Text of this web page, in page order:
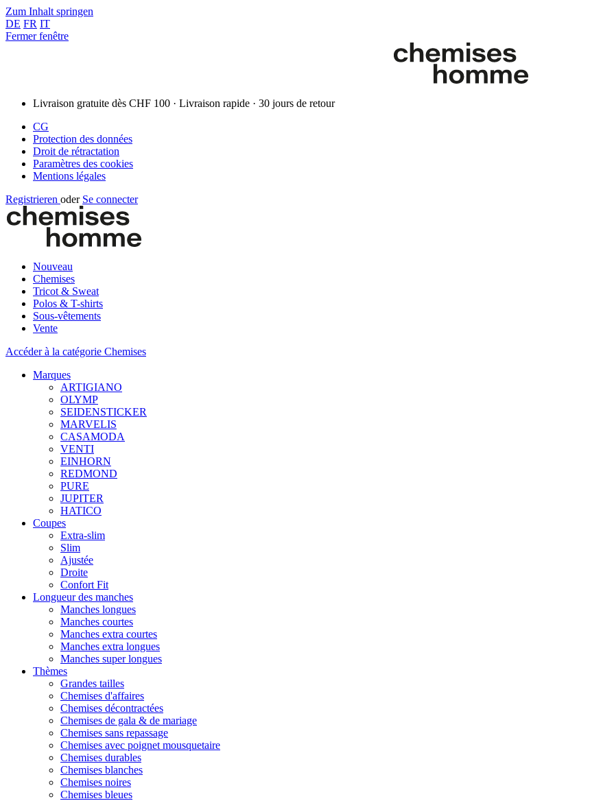
Zum Inhalt springen
DE FR IT
Fermer fenêtre
Livraison gratuite dès CHF 100 · Livraison rapide · 30 jours de retour
CG
Protection des données
Droit de rétractation
Paramètres des cookies
Mentions légales
Registrieren oder Se connecter
Nouveau
Chemises
Tricot & Sweat
Polos & T-shirts
Sous-vêtements
Vente
Accéder à la catégorie Chemises
Marques
ARTIGIANO
OLYMP
SEIDENSTICKER
MARVELIS
CASAMODA
VENTI
EINHORN
REDMOND
PURE
JUPITER
HATICO
Coupes
Extra-slim
Slim
Ajustée
Droite
Confort Fit
Longueur des manches
Manches longues
Manches courtes
Manches extra courtes
Manches extra longues
Manches super longues
Thèmes
Grandes tailles
Chemises d'affaires
Chemises décontractées
Chemises de gala & de mariage
Chemises sans repassage
Chemises avec poignet mousquetaire
Chemises durables
Chemises blanches
Chemises noires
Chemises bleues